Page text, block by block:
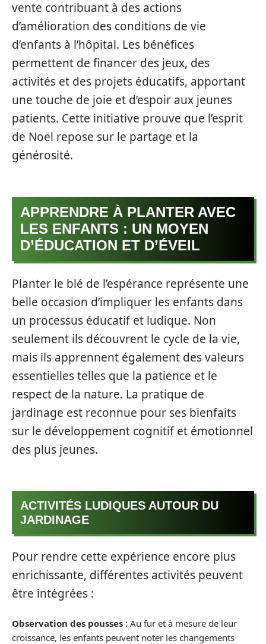
vente contribuant à des actions
d’amélioration des conditions de vie
d’enfants à l’hôpital. Les bénéfices
permettent de financer des jeux, des
activités et des projets éducatifs, apportant
une touche de joie et d’espoir aux jeunes
patients. Cette initiative prouve que l’esprit
de Noël repose sur le partage et la
générosité.
APPRENDRE À PLANTER AVEC
LES ENFANTS : UN MOYEN
D’ÉDUCATION ET D’ÉVEIL
Planter le blé de l’espérance représente une
belle occasion d’impliquer les enfants dans
un processus éducatif et ludique. Non
seulement ils découvrent le cycle de la vie,
mais ils apprennent également des valeurs
essentielles telles que la patience et le
respect de la nature. La pratique de
jardinage est reconnue pour ses bienfaits
sur le développement cognitif et émotionnel
des plus jeunes.
ACTIVITÉS LUDIQUES AUTOUR DU
JARDINAGE
Pour rendre cette expérience encore plus
enrichissante, différentes activités peuvent
être intégrées :
Observation des pousses : Au fur et à mesure de leur
croissance, les enfants peuvent noter les changements